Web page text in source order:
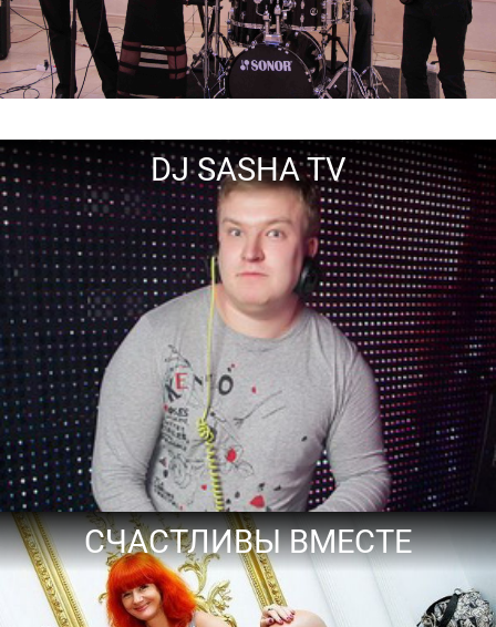
DJ SASHA TV
СЧАСТЛИВЫ ВМЕСТЕ